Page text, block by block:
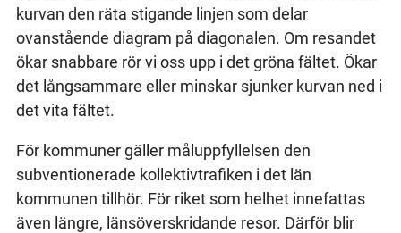
kurvan den räta stigande linjen som delar
ovanstående diagram på diagonalen. Om resandet
ökar snabbare rör vi oss upp i det gröna fältet. Ökar
det långsammare eller minskar sjunker kurvan ned i
det vita fältet.
För kommuner gäller måluppfyllelsen den
subventionerade kollektivtrafiken i det län
kommunen tillhör. För riket som helhet innefattas
även längre, länsöverskridande resor. Därför blir